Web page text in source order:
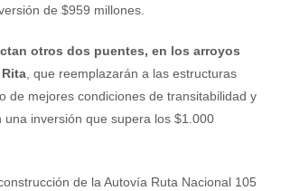
de $959 millones.
otros dos puentes, en los arroyos
, que reemplazarán a las estructuras
de mejores condiciones de transitabilidad y
una inversión que supera los $1.000
de la Autovía Ruta Nacional 105